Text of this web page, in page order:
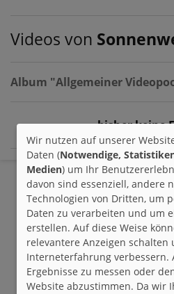
Videos von
Album "Allgemeiner
- bisher keine
Wir nutzen auf unserer
Daten (Notwendige,
Medien) um Ihr
davon sind essenziell, andere
Technologien von Dritten, um
Daten zu verarbeiten und um
erstellen. Auf diese Weise
relevantere Anzeigen schalten
Interneterfahrung verbessern.
Ergebnisse zu messen oder
Website abzustimmen. Da wir